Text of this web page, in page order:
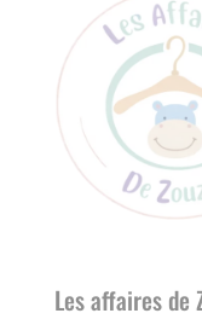
Les affaires de